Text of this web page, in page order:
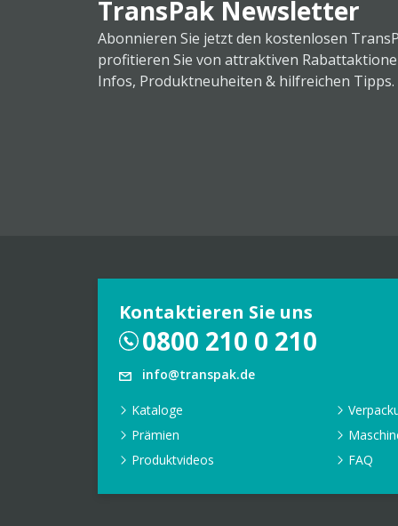
TransPak Newsletter
Abonnieren Sie jetzt den kostenlosen
profitieren Sie von attraktiven
Infos, Produktneuheiten & hilfreichen Tipps.
Kontaktieren Sie uns
0800 210 0 210
info@transpak.de
Kataloge
Prämien
Produktvideos
FAQ